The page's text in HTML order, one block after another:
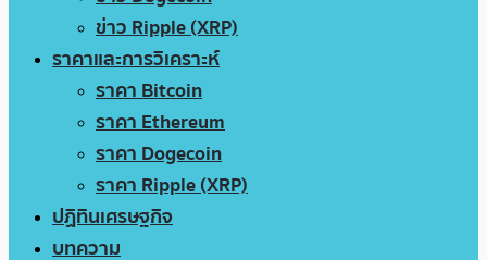
ข่าว Ripple (XRP)
ราคาและการวิเคราะห์
ราคา Bitcoin
ราคา Ethereum
ราคา Dogecoin
ราคา Ripple (XRP)
ปฏิทินเศรษฐกิจ
บทความ